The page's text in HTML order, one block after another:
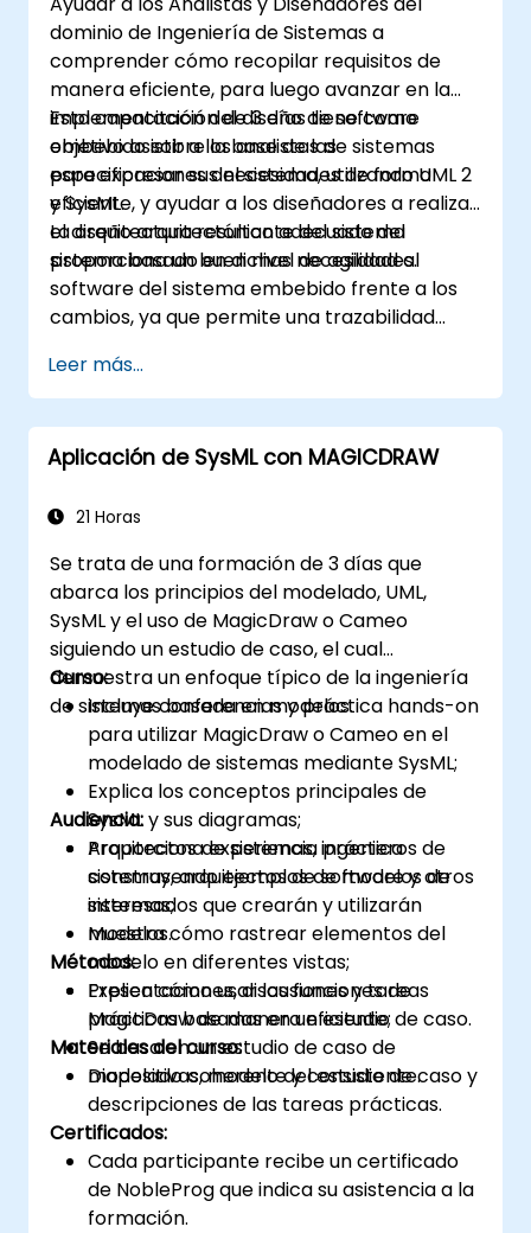
dominio de Ingeniería de Sistemas a
comprender cómo recopilar requisitos de
manera eficiente, para luego avanzar en la
implementación del diseño de software
embebido sobre la base de las
especificaciones del sistema, utilizando UML 2
y SysML.
Esta capacitación de 3 días tiene como
objetivo asistir a los analistas de sistemas
para expresar sus necesidades de forma
eficiente, y ayudar a los diseñadores a realizar
el diseño arquitectónico adecuado del
sistema basado en dichas necesidades.
La arquitectura resultante del sistema
proporciona un buen nivel de agilidad al
software del sistema embebido frente a los
cambios, ya que permite una trazabilidad
encapsuladas en las funciones del sistema y
las decisiones de uso (casos de uso) de los
usuarios finales, hasta el nivel de
implementación del software.
Leer más...
Aplicación de SysML con MAGICDRAW
21 Horas
Se trata de una formación de 3 días que
abarca los principios del modelado, UML,
SysML y el uso de MagicDraw o Cameo
siguiendo un estudio de caso, el cual
demuestra un enfoque típico de la ingeniería
de sistemas basada en modelos.
Curso:
Incluye conferencias y práctica hands-on
para utilizar MagicDraw o Cameo en el
modelado de sistemas mediante SysML;
Explica los conceptos principales de
SysML y sus diagramas;
Proporciona experiencia práctica
construyendo ejemplos de modelos de
sistemas;
Muestra cómo rastrear elementos del
modelo en diferentes vistas;
Explica cómo usar las funciones de
MagicDraw de manera eficiente;
Se basa en un estudio de caso de
modelado coherente y consistente.
Audiencia:
Arquitectos de sistemas, ingenieros de
sistemas, arquitectos de software y otros
interesados que crearán y utilizarán
modelos.
Métodos:
Presentaciones, discusiones y tareas
prácticas basadas en un estudio de caso.
Materiales del curso:
Diapositivas, modelo del estudio de caso y
descripciones de las tareas prácticas.
Certificados:
Cada participante recibe un certificado
de NobleProg que indica su asistencia a la
formación.